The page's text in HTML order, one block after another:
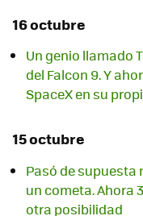
16 octubre
Un genio llamado
del Falcon 9. Y
SpaceX en su
15 octubre
Pasó de
un cometa. Ahora
otra posibilidad